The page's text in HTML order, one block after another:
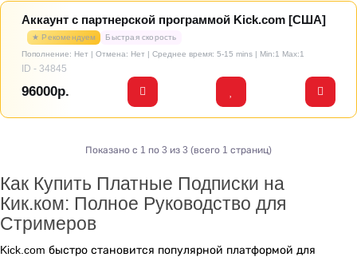
Аккаунт с партнерской программой Kick.com [США]
★ Рекомендуем
Быстрая скорость
Пополнение: Нет | Отмена: Нет | Среднее время: 5-15 mins | Min:1 Max:1
ID - 34845
96000р.
Показано с 1 по 3 из 3 (всего 1 страниц)
Как Купить Платные Подписки на
Кик.ком: Полное Руководство для
Стримеров
Kick.com быстро становится популярной платформой для